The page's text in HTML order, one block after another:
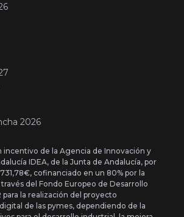
2026
incentivo de la Agencia de Innovación y
IDEA, de la Junta de Andalucía, por
cofinanciado en un 80% por la
del Fondo Europeo de Desarrollo
para la realización del proyecto
de las pymes, dependiendo de la